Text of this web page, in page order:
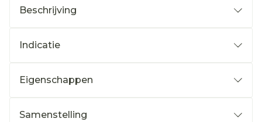
Beschrijving
Indicatie
Eigenschappen
Samenstelling